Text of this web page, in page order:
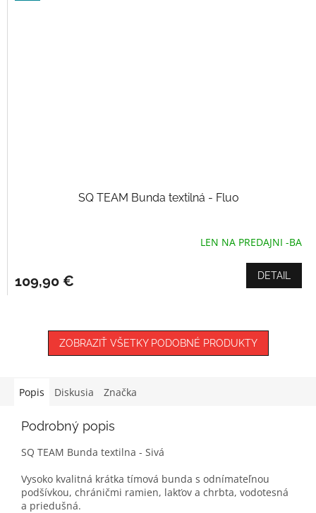
SQ TEAM Bunda textilná - Fluo
je
hviezdičiek.
LEN NA PREDAJNI -BA
109,90 € DETAIL
ZOBRAZIŤ VŠETKY PODOBNÉ PRODUKTY
Popis Diskusia Značka
Podrobný popis
SQ TEAM Bunda textilna - Sivá
‎Vysoko kvalitná krátka tímová bunda s odnímateľnou
podšívkou, chráničmi ramien, lakťov a chrbta, vodotesná
a priedušná.‎